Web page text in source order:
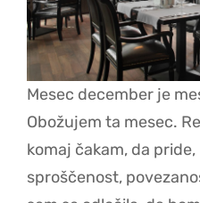
Mesec december je
Obožujem ta mesec.
komaj čakam, da
sproščenost,